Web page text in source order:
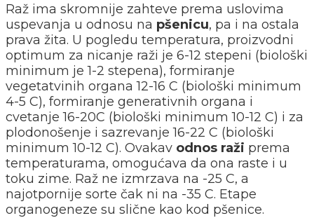
Raž ima skromnije zahteve prema uslovima
uspevanja u odnosu na pšenicu, pa i na ostala
prava žita. U pogledu temperatura, proizvodni
optimum za nicanje raži je 6-12 stepeni (biološki
minimum je 1-2 stepena), formiranje
vegetatvinih organa 12-16 C (biološki minimum
4-5 C), formiranje generativnih organa i
cvetanje 16-20C (biološki minimum 10-12 C) i za
plodonošenje i sazrevanje 16-22 C (biološki
minimum 10-12 C). Ovakav odnos raži prema
temperaturama, omogućava da ona raste i u
toku zime. Raž ne izmrzava na -25 C, a
najotpornije sorte čak ni na -35 C. Etape
organogeneze su slične kao kod pšenice.